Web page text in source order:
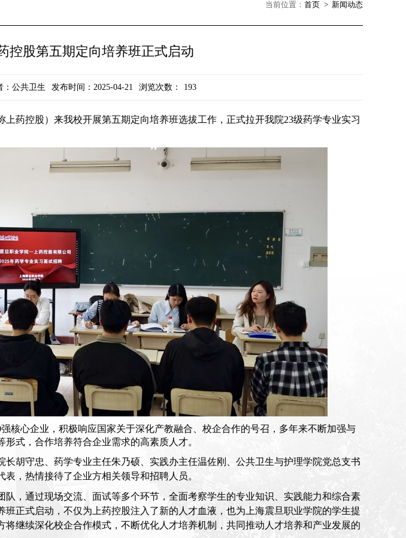
当前位置： 首页 新闻动态
控股第五期定向培养班正式启动
：公共卫生 发布时间：2025-04-21 浏览次数： 193
上药控股）来我校开展第五期定向培养班选拔工作，正式拉开我院23级药学专业实习
强核心企业，积极响应国家关于深化产教融合、校企合作的号召，多年来不断加强与
式，合作培养符合企业需求的高素质人才。
长胡守忠、药学专业主任朱乃硕、实践办主任温佐刚、公共卫生与护理学院党总支书
，热情接待了企业方相关领导和招聘人员。
，通过现场交流、面试等多个环节， 全面考察学生的专业知识、实践能力和综合素
班正式启动，不仅为上药控股注入了新的人才血液，也为上海震旦职业学院的学生提
继续深化校企合作模式，不断优化人才培养机制，共同推动人才培养和产业发展的